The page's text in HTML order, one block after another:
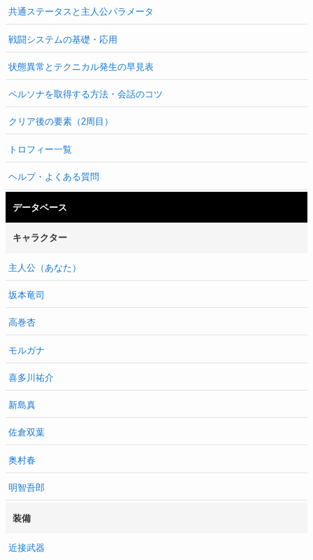
共通ステータスと主人公パラメータ
戦闘システムの基礎・応用
状態異常とテクニカル発生の早見表
ペルソナを取得する方法・会話のコツ
クリア後の要素（2周目）
トロフィー一覧
ヘルプ・よくある質問
データベース
キャラクター
主人公（あなた）
坂本竜司
高巻杏
モルガナ
喜多川祐介
新島真
佐倉双葉
奥村春
明智吾郎
装備
近接武器